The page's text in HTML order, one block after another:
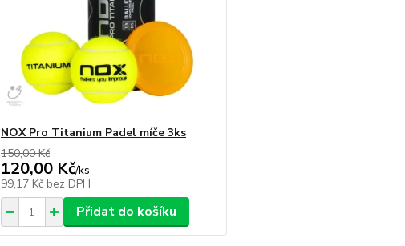
NOX Pro Titanium Padel míče 3ks
150,00 Kč
120,00 Kč/ks
99,17 Kč bez DPH
Přidat do košíku